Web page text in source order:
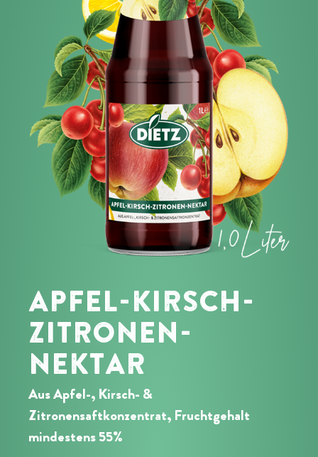
APFEL-KIRSCH-
ZITRONEN-
NEKTAR
Aus Apfel-, Kirsch- &
Zitronensaftkonzentrat, Fruchtgehalt
mindestens 55%